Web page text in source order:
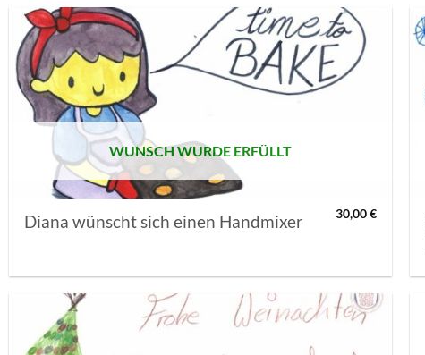
AUF MEINE
MERKLISTE
SETZEN
WUNSCH WURDE ERFÜLLT
Diana wünscht sich einen Handmixer 30,00€
AUF MEINE